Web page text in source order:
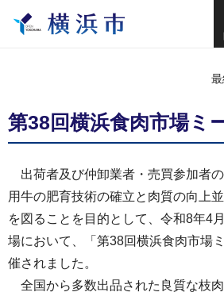
第38回横浜食肉市場ミ
出荷者及び仲卸業者・売買参加者
用牛の肥育技術の確立と肉質の向上
を図ることを目的として、令和8年4
場において、「第38回横浜食肉市場
催されました。
全国から多数出品された良質な枝